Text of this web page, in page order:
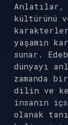
kültürünü
yaşamın
sunar.
dünyayı
zamanda
dilin ve
insanın
olanak